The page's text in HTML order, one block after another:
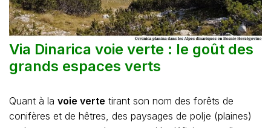
Via Dinarica voie verte : le goût des
grands espaces verts
Quant à la voie verte tirant son nom des forêts de
conifères et de hêtres, des paysages de polje (plaines)